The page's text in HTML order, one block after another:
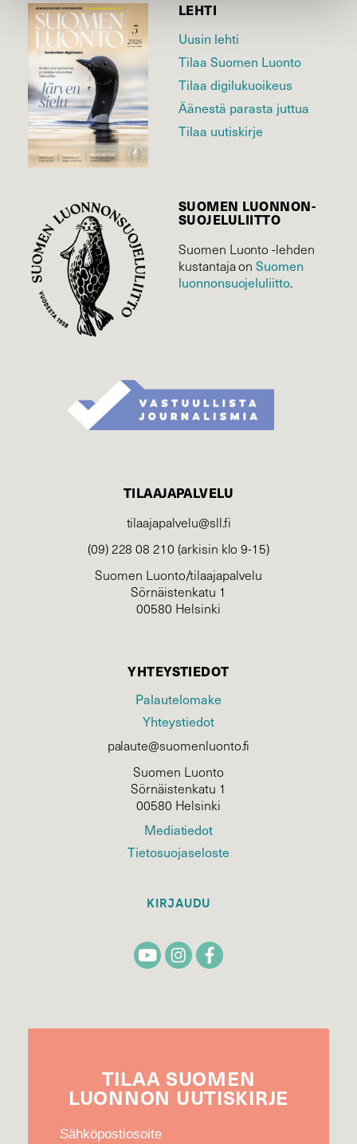
LEHTI
Uusin lehti
Tilaa Suomen Luonto
Tilaa digilukuoikeus
Äänestä parasta juttua
Tilaa uutiskirje
SUOMEN LUONNON­
SUOJELU­LIITTO
Suomen Luonto -lehden
kustantaja onSuomen
luonnonsuojelu­liitto.
TILAAJAPALVELU
tilaajapalvelu@sll.fi
(09) 228 08 210 (arkisin klo 9-15)
Suomen Luonto/tilaajapalvelu
Sörnäistenkatu 1
00580 Helsinki
YHTEYSTIEDOT
Palautelomake
Yhteystiedot
palaute@suomenluonto.fi
Suomen Luonto
Sörnäistenkatu 1
00580 Helsinki
Mediatiedot
Tietosuojaseloste
KIRJAUDU
TILAA SUOMEN
LUONNON UUTIS­KIRJE
Sähköpostiosoite